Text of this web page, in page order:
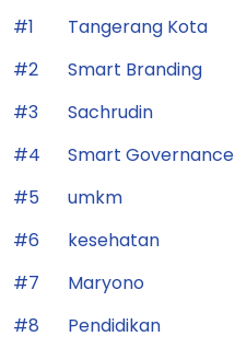
#1
Tangerang Kota
#2
Smart Branding
#3
Sachrudin
#4
Smart Governance
#5
umkm
#6
kesehatan
#7
Maryono
#8
Pendidikan